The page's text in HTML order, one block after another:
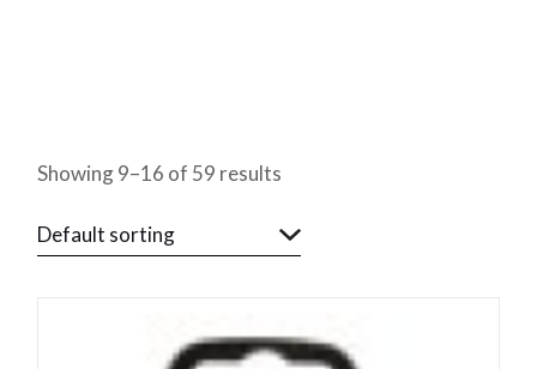
Showing 9–16 of 59 results
Default sorting